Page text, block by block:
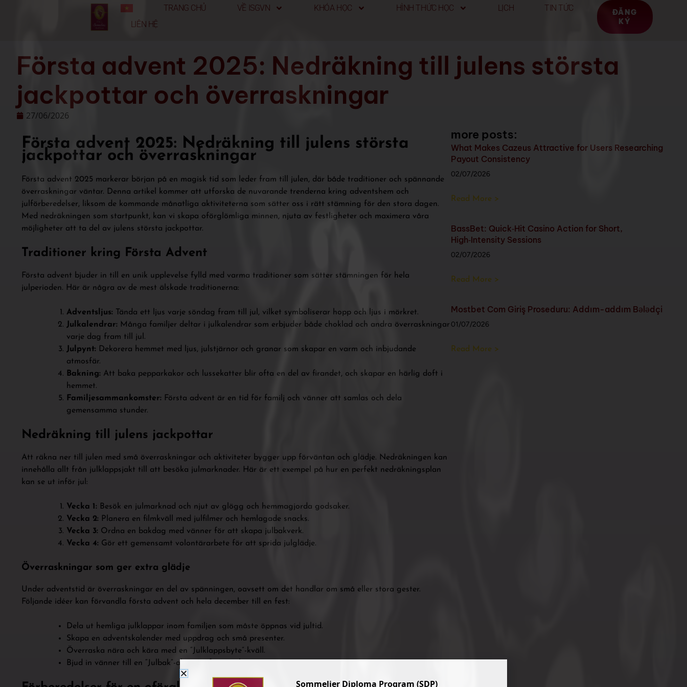
TRANG CHỦ VỀ ISGVN KHÓA HỌC HÌNH THỨC HỌC LỊCH
TIN TỨC
LIÊN HỆ
ĐĂNG
KÝ
Första advent 2025: Nedräkning till julens största
jackpottar och överraskningar
27/06/2026
Första advent 2025: Nedräkning till julens största
jackpottar och överraskningar
Första advent 2025 markerar början på en magisk tid som leder fram till julen, där både traditioner och spännande
överraskningar väntar. Denna artikel kommer att utforska de nuvarande trenderna kring adventshem och
julförberedelser, liksom de kommande månatliga aktiviteterna som sätter oss i rätt stämning för den stora dagen.
Med nedräkningen som startpunkt, kan vi skapa oförglömliga minnen, njuta av festligheter och maximera våra
möjligheter att ta del av julens största jackpottar.
Traditioner kring Första Advent
Första advent bjuder in till en unik upplevelse fylld med varma traditioner som sätter stämningen för hela
julperioden. Här är några av de mest älskade traditionerna:
Adventsljus: Tända ett ljus varje söndag fram till jul, vilket symboliserar hopp och ljus i mörkret.
Julkalendrar: Många familjer deltar i julkalendrar som erbjuder både choklad och andra överraskningar
varje dag fram till jul.
Julpynt: Dekorera hemmet med ljus, julstjärnor och granar som skapar en varm och inbjudande
atmosfär.
Bakning: Att baka pepparkakor och lussekatter blir ofta en del av firandet, och skapar en härlig doft i
hemmet.
Familjesammankomster: Första advent är en tid för familj och vänner att samlas och dela
gemensamma stunder.
Nedräkning till julens jackpottar
Att räkna ner till julen med små överraskningar och aktiviteter bygger upp förväntan och glädje. Nedräkningen kan
innehålla allt från julklappsjakt till att besöka julmarknader. Här är ett exempel på hur en perfekt nedräkningsplan
kan se ut inför jul:
Vecka 1: Besök en julmarknad och njut av glögg och hemmagjorda godsaker.
Vecka 2: Planera en filmkväll med julfilmer och hemlagade snacks.
Vecka 3: Ordna en bakdag med vänner för att skapa julbakverk.
Vecka 4: Gör ett gemensamt volontärarbete för att sprida julglädje.
Överraskningar som ger extra glädje
Under adventstid är överraskningar en del av spänningen, oavsett om det handlar om små eller stora gester.
Följande idéer kan förvandla första advent och hela december till en fest:
Dela ut hemliga julklappar inom familjen som måste öppnas vid jultid.
Skapa en adventskalender med uppdrag och små presenter.
Överraska nära och kära med en “Julklappsbyte”-kväll.
Bjud in vänner till en “Julbak”-aktivitet för att skapa nya minnen.
more posts:
What Makes Cazeus Attractive for Users Researching
Payout Consistency
02/07/2026
Read More >
BassBet: Quick‑Hit Casino Action for Short,
High‑Intensity Sessions
02/07/2026
Read More >
Mostbet Com Giriş Proseduru: Addım-addım Bələdçi
01/07/2026
Read More >
Sommelier Diploma Program (SDP)